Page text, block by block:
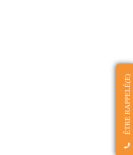
ÊTRE RAPPELÉ(E)